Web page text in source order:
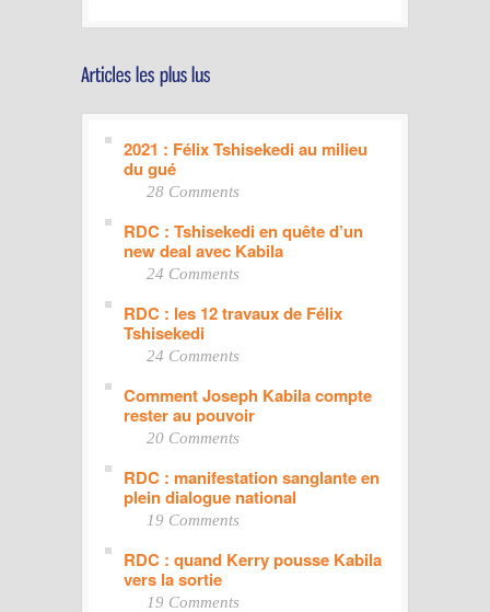
2021 : Félix Tshisekedi au milieu
du gué
28 Comments
RDC : Tshisekedi en quête d’un
new deal avec Kabila
24 Comments
RDC : les 12 travaux de Félix
Tshisekedi
24 Comments
Comment Joseph Kabila compte
rester au pouvoir
20 Comments
RDC : manifestation sanglante en
plein dialogue national
19 Comments
RDC : quand Kerry pousse Kabila
vers la sortie
19 Comments